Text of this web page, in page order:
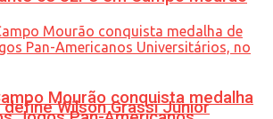
Wilson Grassi Júnior
Mourão conquista medalha